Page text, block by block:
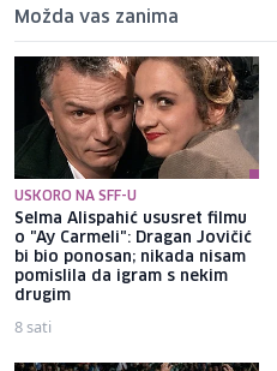
Možda vas zanima
USKORO NA SFF-U
Selma Alispahić ususret filmu
o "Ay Carmeli": Dragan Jovičić
bi bio ponosan; nikada nisam
pomislila da igram s nekim
drugim
8 sati